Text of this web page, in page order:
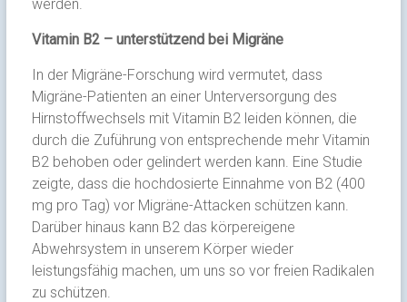
werden.
Vitamin B2 – unterstützend bei Migräne
In der Migräne-Forschung wird vermutet, dass
Migräne-Patienten an einer Unterversorgung des
Hirnstoffwechsels mit Vitamin B2 leiden können, die
durch die Zuführung von entsprechende mehr Vitamin
B2 behoben oder gelindert werden kann. Eine Studie
zeigte, dass die hochdosierte Einnahme von B2 (400
mg pro Tag) vor Migräne-Attacken schützen kann.
Darüber hinaus kann B2 das körpereigene
Abwehrsystem in unserem Körper wieder
leistungsfähig machen, um uns so vor freien Radikalen
zu schützen.